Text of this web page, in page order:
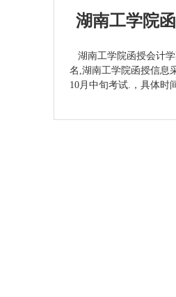
湖南工学院
湖南工学院函授会计
名,湖南工学院函授信息
10月中旬考试.，具体时